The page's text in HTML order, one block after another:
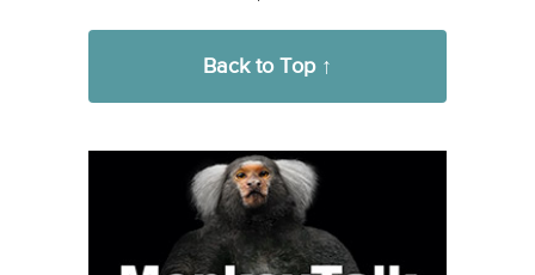
Back to Top ↑